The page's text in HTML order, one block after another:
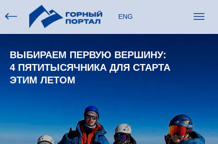
ENG
ВЫБИРАЕМ ПЕРВУЮ ВЕРШИНУ:
4 ПЯТИТЫСЯЧНИКА ДЛЯ СТАРТА
ЭТИМ ЛЕТОМ